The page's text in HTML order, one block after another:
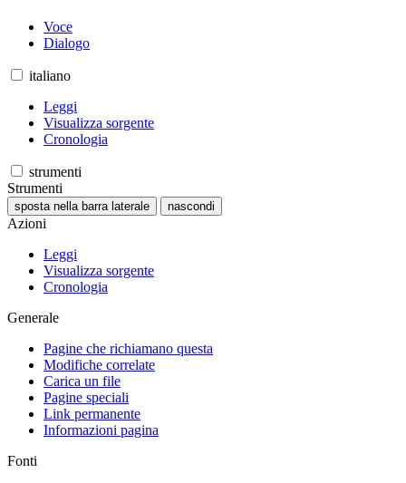
Voce
Dialogo
italiano
Leggi
Visualizza sorgente
Cronologia
strumenti
Strumenti
sposta nella barra laterale nascondi
Azioni
Leggi
Visualizza sorgente
Cronologia
Generale
Pagine che richiamano questa
Modifiche correlate
Carica un file
Pagine speciali
Link permanente
Informazioni pagina
Fonti